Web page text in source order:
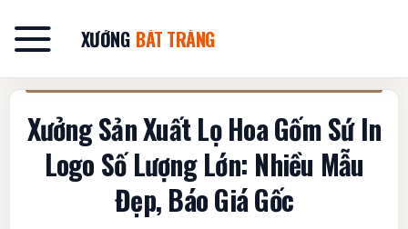
qua
nội
dung
XƯỞNG BÁT TRÀNG
Xưởng Sản Xuất Lọ Hoa Gốm Sứ In
Logo Số Lượng Lớn: Nhiều Mẫu
Đẹp, Báo Giá Gốc